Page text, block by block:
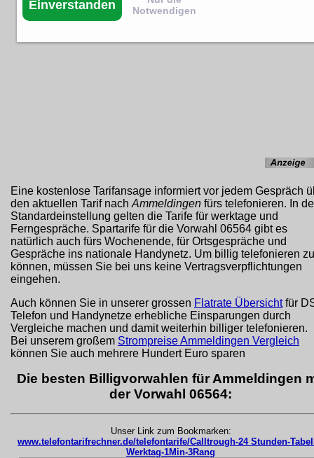
Eine kostenlose Tarifansage informiert vor jedem Gespräch
den aktuellen Tarif nach Ammeldingen fürs telefonieren. In
Standardeinstellung gelten die Tarife für werktage und
Ferngespräche. Spartarife für die Vorwahl 06564 gibt es
natürlich auch fürs Wochenende, für Ortsgespräche und
Gespräche ins nationale Handynetz. Um billig telefonieren zu
können, müssen Sie bei uns keine Vertragsverpflichtungen
eingehen.
Auch können Sie in unserer grossen Flatrate Übersichtfür
Telefon und Handynetze erhebliche Einsparungen durch
Vergleiche machen und damit weiterhin billiger telefonieren.
Bei unserem großem Strompreise Ammeldingen Vergleich
können Sie auch mehrere Hundert Euro sparen
Die besten Billigvorwahlen für Ammeldingen
der Vorwahl 06564:
Unser Link zum Bookmarken:
www.telefontarifrechner.de/telefontarife/Calltrough-24 Stunden-
Werktag-1Min-3Rang
Einverstanden
Notwendigen